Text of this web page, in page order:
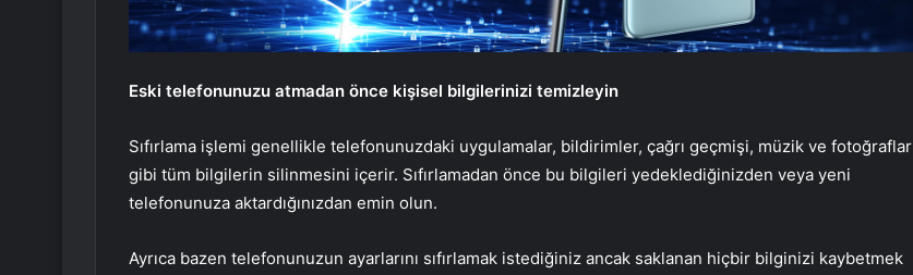
Eski telefonunuzu atmadan önce kişisel bilgilerinizi temizleyin
Sıfırlama işlemi genellikle telefonunuzdaki uygulamalar, bildirimler, çağrı geçmişi, müzik ve fotoğraflar
gibi tüm bilgilerin silinmesini içerir. Sıfırlamadan önce bu bilgileri yedeklediğinizden veya yeni
telefonunuza aktardığınızdan emin olun.
Ayrıca bazen telefonunuzun ayarlarını sıfırlamak istediğiniz ancak saklanan hiçbir bilginizi kaybetmek